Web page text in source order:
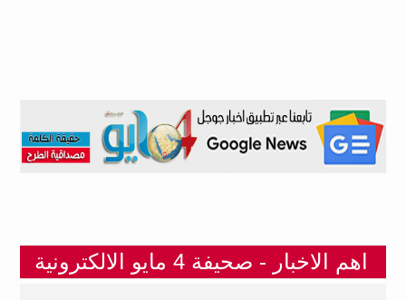
اهم الاخبار - صحيفة 4 مايو الالكترونية